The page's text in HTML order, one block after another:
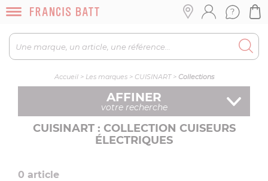
Accueil> Les marques> CUISINART> Collections
AFFINER
votre recherche
CUISINART : COLLECTION CUISEURS
ÉLECTRIQUES
0 article